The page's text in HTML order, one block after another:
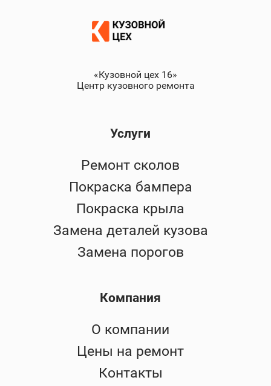
«Кузовной цех 16»
Центр кузовного ремонта
Услуги
Ремонт сколов
Покраска бампера
Покраска крыла
Замена деталей кузова
Замена порогов
Компания
О компании
Цены на ремонт
Контакты